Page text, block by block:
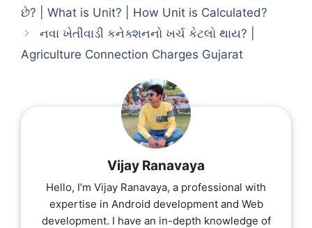
છે? | What is Unit? | How Unit is Calculated?
નવા ખેતીવાડી કનેક્શનનો ખર્ચ કેટલો થાય? |
Agriculture Connection Charges Gujarat
Vijay Ranavaya
Hello, I’m Vijay Ranavaya, a professional with
expertise in Android development and Web
development. I have an in-depth knowledge of